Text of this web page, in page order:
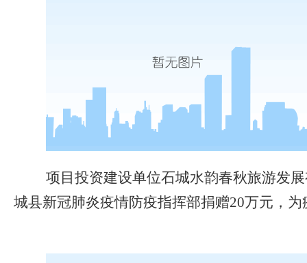
项目投资建设单位石城水韵春秋旅游发
城县新冠肺炎疫情防疫指挥部捐赠20万元，